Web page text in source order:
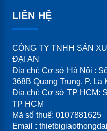
Bền bỉ với thời tiết,
Lắp đặt dễ dàng, chi
Thích hợp mọi loại
gạch block…
Hướng dẫn thi
quang
LIÊN HỆ
CÔNG TY TNHH SẢN
ĐẠI AN
Địa chỉ: Cơ sở Hà Nội :
368B Quang Trung, P.
Địa chỉ: Cơ sở TP HCM:
TP HCM
Mã số thuế: 0107881625
Email :